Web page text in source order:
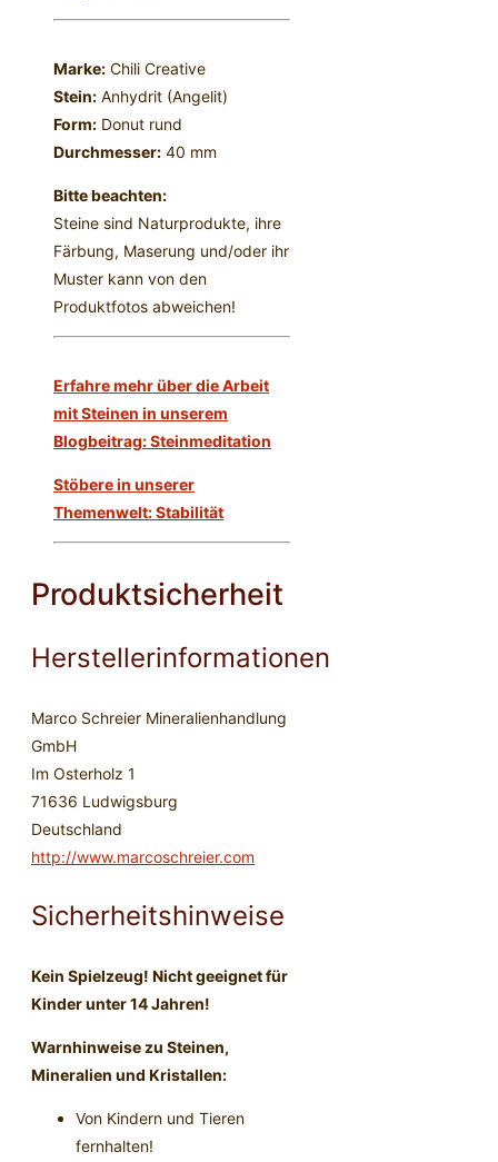
Marke: Chili Creative
Stein: Anhydrit (Angelit)
Form: Donut rund
Durchmesser: 40 mm
Bitte beachten:
Steine sind Naturprodukte, ihre
Färbung, Maserung und/oder ihr
Muster kann von den
Produktfotos abweichen!
Erfahre mehr über die Arbeit
mit Steinen in unserem
Blogbeitrag: Steinmeditation
Stöbere in unserer
Themenwelt: Stabilität
Produktsicherheit
Herstellerinformationen
Marco Schreier Mineralienhandlung
GmbH
Im Osterholz 1
71636 Ludwigsburg
Deutschland
http://www.marcoschreier.com
Sicherheitshinweise
Kein Spielzeug! Nicht geeignet für
Kinder unter 14 Jahren!
Warnhinweise zu Steinen,
Mineralien und Kristallen:
Von Kindern und Tieren
fernhalten!